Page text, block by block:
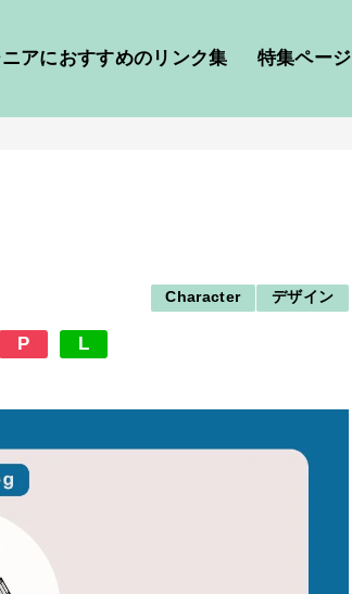
アにおすすめのリンク集 特集ページ
Character デザイン
P L